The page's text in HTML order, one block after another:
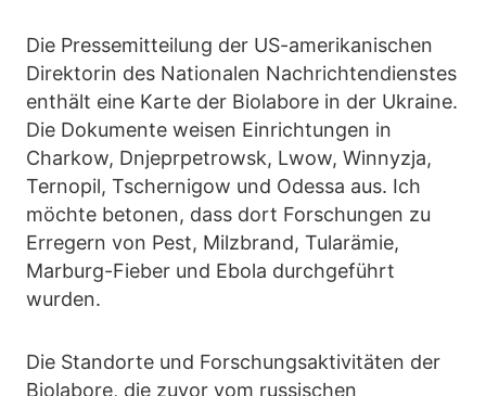
Die Pressemitteilung der US-amerikanischen
Direktorin des Nationalen Nachrichtendienstes
enthält eine Karte der Biolabore in der Ukraine.
Die Dokumente weisen Einrichtungen in
Charkow, Dnjeprpetrowsk, Lwow, Winnyzja,
Ternopil, Tschernigow und Odessa aus. Ich
möchte betonen, dass dort Forschungen zu
Erregern von Pest, Milzbrand, Tularämie,
Marburg-Fieber und Ebola durchgeführt
wurden.
Die Standorte und Forschungsaktivitäten der
Biolabore, die zuvor vom russischen